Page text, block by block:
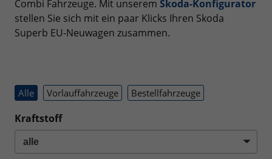
Combi Fahrzeuge. Mit unserem Skoda-Konfigurator
stellen Sie sich mit ein paar Klicks Ihren Skoda
Superb EU-Neuwagen zusammen.
Alle Vorlauffahrzeuge Bestellfahrzeuge
Kraftstoff